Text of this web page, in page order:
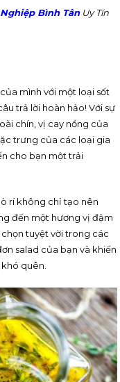
Bình TânUy Tín
mình với một loại sốt
trả lời hoàn hảo! Với sự
chín, vị cay nồng của
trưng của các loại gia
cho bạn một trải
rí không chỉ tạo nên
đến một hương vị đậm
tuyệt vời trong các
salad của bạn và khiến
quên.